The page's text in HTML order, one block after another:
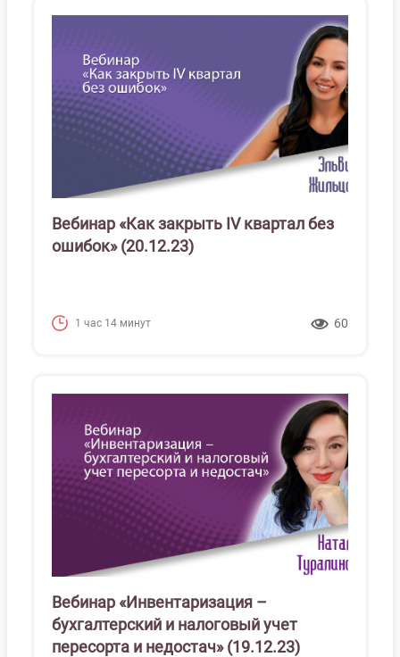
Вебинар «Как закрыть IV квартал без
ошибок» (20.12.23)
1 час 14 минут 60
Вебинар «Инвентаризация –
бухгалтерский и налоговый учет
пересорта и недостач» (19.12.23)